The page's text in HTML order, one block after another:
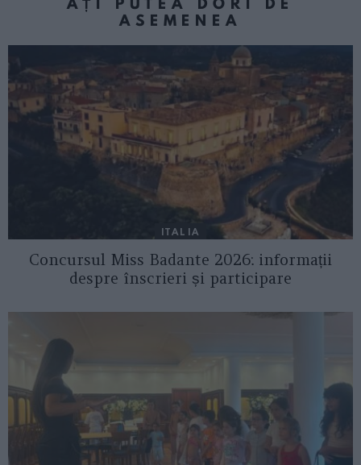
ASEMENEA
ITALIA
Concursul Miss Badante 2026: informații
despre înscrieri și participare